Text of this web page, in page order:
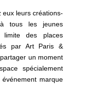
eux leurs créations-
tous les jeunes
des places
par Art Paris &
un moment
spécialement
marque